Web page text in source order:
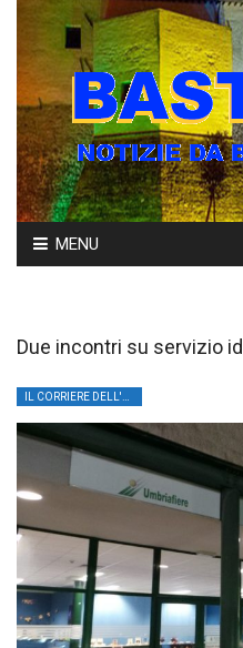
Skip
to
MENU
Due incontri su servizio